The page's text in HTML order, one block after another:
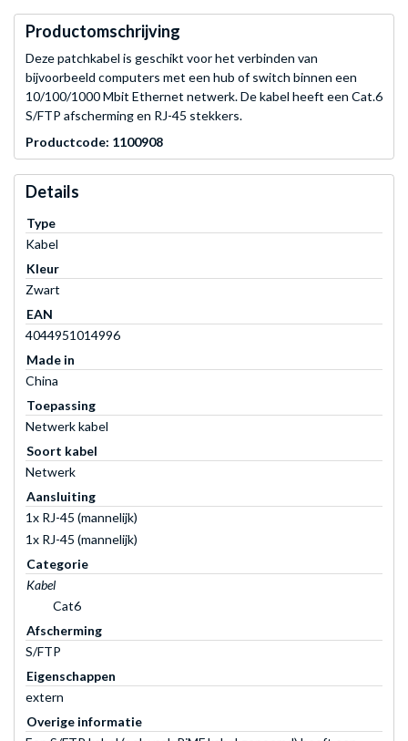
Productomschrijving
Deze patchkabel is geschikt voor het verbinden van
bijvoorbeeld computers met een hub of switch binnen een
10/100/1000 Mbit Ethernet netwerk. De kabel heeft een Cat.6
S/FTP afscherming en RJ-45 stekkers.
Productcode: 1100908
Details
Type
Kabel
Kleur
Zwart
EAN
4044951014996
Made in
China
Toepassing
Netwerk kabel
Soort kabel
Netwerk
Aansluiting
1x RJ-45 (mannelijk)
1x RJ-45 (mannelijk)
Categorie
Kabel
Cat6
Afscherming
S/FTP
Eigenschappen
extern
Overige informatie